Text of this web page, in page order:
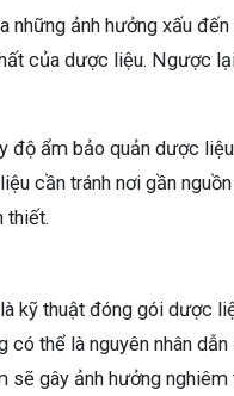
ảnh hưởng xấu
của dược liệu. Ngược
độ ẩm bảo quản dược
cần tránh nơi gần
thiết.
kỹ thuật đóng gói dược
thể là nguyên nhân dẫn
gây ảnh hưởng nghiêm